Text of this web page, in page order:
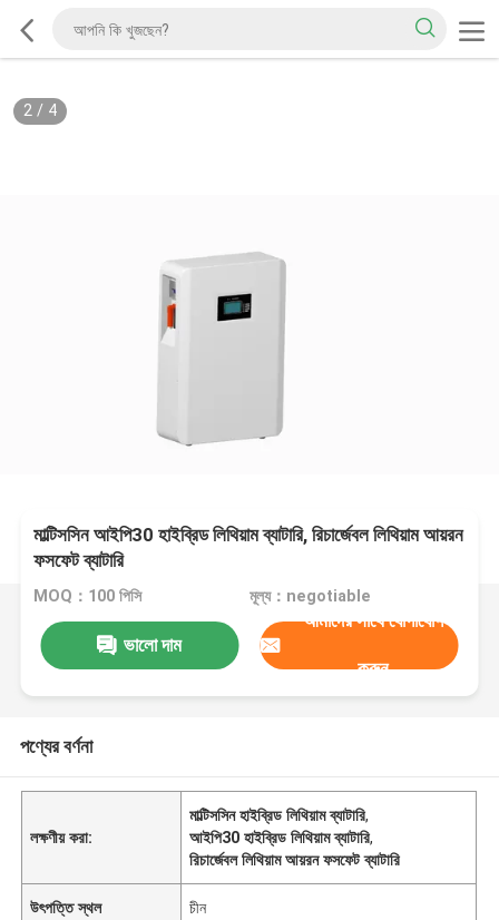
2/ 4
মাল্টিসসিন আইপি30 হাইব্রিড লিথিয়াম ব্যাটারি, রিচার্জেবল লিথিয়াম আয়রন
ফসফেট ব্যাটারি
MOQ：100 পিসি মূল্য：negotiable
ভালো দাম
আমাদের সাথে যোগাযোগ
করুন
পণ্যের বর্ণনা
লক্ষণীয় করা:
মাল্টিসসিন হাইব্রিড লিথিয়াম ব্যাটারি,
আইপি30 হাইব্রিড লিথিয়াম ব্যাটারি,
রিচার্জেবল লিথিয়াম আয়রন ফসফেট ব্যাটারি
উৎপত্তি স্থল চীন